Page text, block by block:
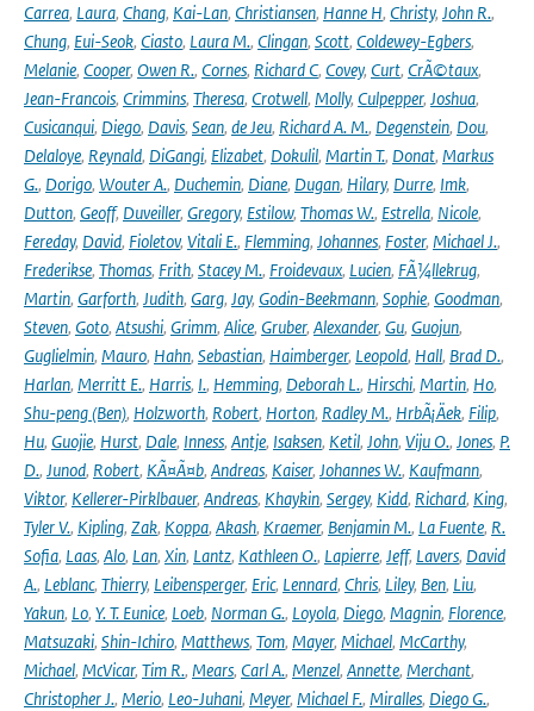
Carrea, Laura, Chang, Kai-Lan, Christiansen, Hanne H, Christy, John R.,
Chung, Eui-Seok, Ciasto, Laura M., Clingan, Scott, Coldewey-Egbers,
Melanie, Cooper, Owen R., Cornes, Richard C, Covey, Curt, CrÃ©taux,
Jean-Francois, Crimmins, Theresa, Crotwell, Molly, Culpepper, Joshua,
Cusicanqui, Diego, Davis, Sean, de Jeu, Richard A. M., Degenstein, Dou,
Delaloye, Reynald, DiGangi, Elizabet, Dokulil, Martin T., Donat, Markus
G., Dorigo, Wouter A., Duchemin, Diane, Dugan, Hilary, Durre, Imk,
Dutton, Geoff, Duveiller, Gregory, Estilow, Thomas W., Estrella, Nicole,
Fereday, David, Fioletov, Vitali E., Flemming, Johannes, Foster, Michael J.,
Frederikse, Thomas, Frith, Stacey M., Froidevaux, Lucien, FÃ¼llekrug,
Martin, Garforth, Judith, Garg, Jay, Godin-Beekmann, Sophie, Goodman,
Steven, Goto, Atsushi, Grimm, Alice, Gruber, Alexander, Gu, Guojun,
Guglielmin, Mauro, Hahn, Sebastian, Haimberger, Leopold, Hall, Brad D.,
Harlan, Merritt E., Harris, I., Hemming, Deborah L., Hirschi, Martin, Ho,
Shu-peng (Ben), Holzworth, Robert, Horton, Radley M., HrbÃ¡Äek, Filip,
Hu, Guojie, Hurst, Dale, Inness, Antje, Isaksen, Ketil, John, Viju O., Jones, P.
D., Junod, Robert, KÃ¤Ã¤b, Andreas, Kaiser, Johannes W., Kaufmann,
Viktor, Kellerer-Pirklbauer, Andreas, Khaykin, Sergey, Kidd, Richard, King,
Tyler V., Kipling, Zak, Koppa, Akash, Kraemer, Benjamin M., La Fuente, R.
Sofia, Laas, Alo, Lan, Xin, Lantz, Kathleen O., Lapierre, Jeff, Lavers, David
A., Leblanc, Thierry, Leibensperger, Eric, Lennard, Chris, Liley, Ben, Liu,
Yakun, Lo, Y. T. Eunice, Loeb, Norman G., Loyola, Diego, Magnin, Florence,
Matsuzaki, Shin-Ichiro, Matthews, Tom, Mayer, Michael, McCarthy,
Michael, McVicar, Tim R., Mears, Carl A., Menzel, Annette, Merchant,
Christopher J., Merio, Leo-Juhani, Meyer, Michael F., Miralles, Diego G.,